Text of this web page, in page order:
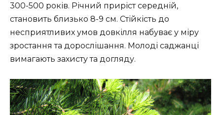
300-500 років. Річний приріст середній,
становить близько 8-9 см. Стійкість до
несприятливих умов довкілля набуває у міру
зростання та дорослішання. Молоді саджанці
вимагають захисту та догляду.